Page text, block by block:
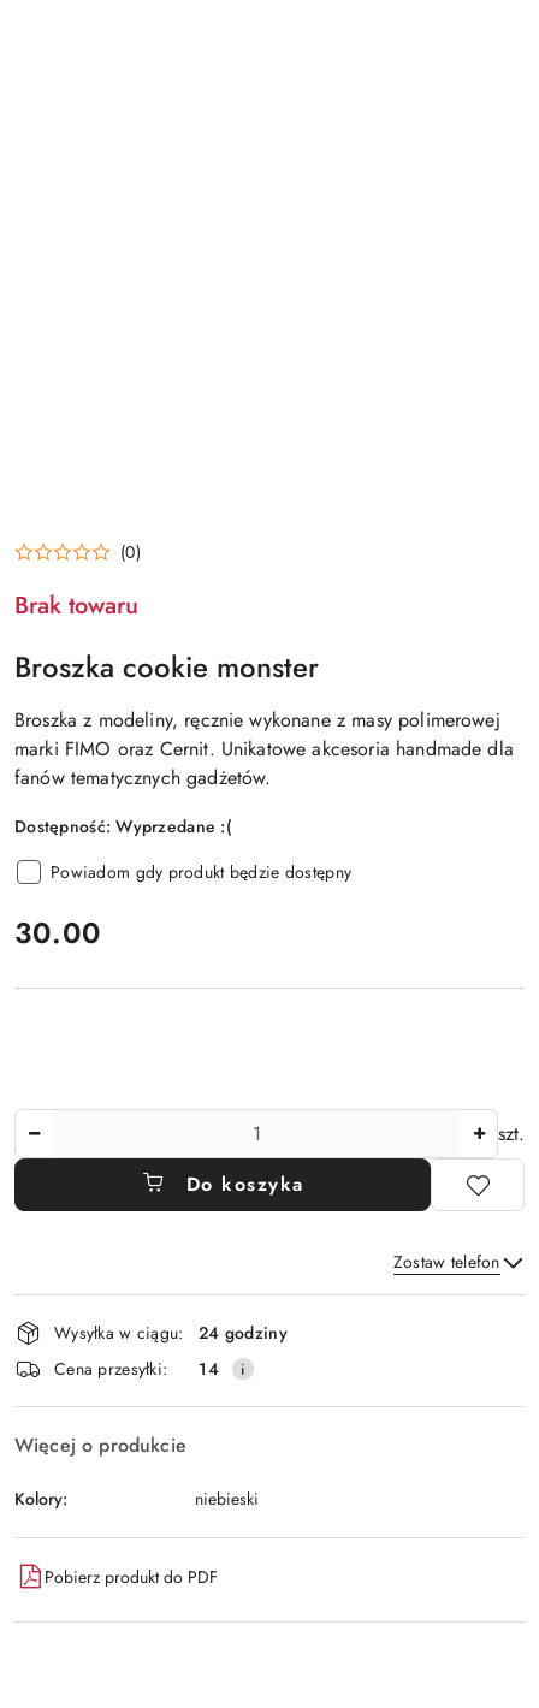
(0)
Brak towaru
Broszka cookie monster
Broszka z modeliny, ręcznie wykonane z masy polimerowej
marki FIMO oraz Cernit. Unikatowe akcesoria handmade dla
fanów tematycznych gadżetów.
Dostępność:Wyprzedane :(
Powiadom gdy produkt będzie dostępny
cena:
30.00
szt.
Do koszyka
Zostaw telefon
Wyślij
Dostępność
i
dostawa
Wysyłka w ciągu:
24 godziny
Cena przesyłki:
14
Więcej o produkcie
Kolory: niebieski
Pobierz produkt do PDF